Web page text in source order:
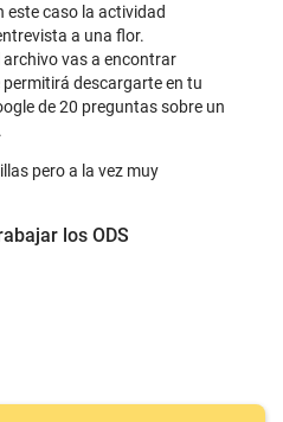
este caso la actividad
a una flor.
archivo vas a encontrar
descargarte en tu
de 20 preguntas sobre un
pero a la vez muy
los ODS